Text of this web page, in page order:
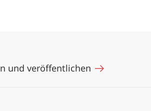
und veröffentlichen